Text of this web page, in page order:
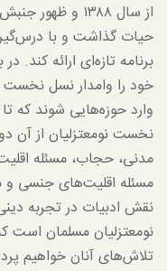
از سال ۱۳۸۸ و
حیات گذاشت و با
برنامه تازه‌ای ارائه کند.
خود را وامدار نسل نخست
وارد حوزه‌هایی شوند که
نخست نومعتزلیان از آن
مدنی، حجاب، مسئله
مسئله اقلیت‌های جنسی
نقش ادبیات در تجربه
نومعتزلیان مسلمان است
تلاش‌های آنان خواهیم